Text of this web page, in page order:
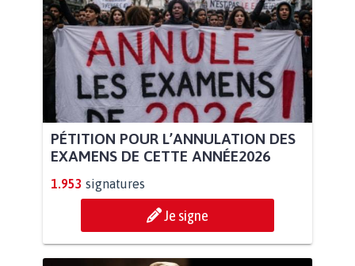
PÉTITION POUR L’ANNULATION DES
EXAMENS DE CETTE ANNÉE2026
1.953 signatures
Je signe